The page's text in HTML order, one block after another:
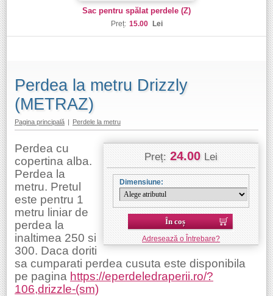
Sac pentru spălat perdele (Z)
Preț: 15.00 Lei
Perdea la metru Drizzly
(METRAZ)
Pagina principală | Perdele la metru
Preț: 24.00 Lei
Dimensiune:
În coș
Adresează o Întrebare?
Perdea cu
copertina alba.
Perdea la
metru. Pretul
este pentru 1
metru liniar de
perdea la
inaltimea 250 si
300. Daca doriti
sa cumparati perdea cusuta este disponibila
pe pagina https://eperdeledraperii.ro/?
106,drizzle-(sm)